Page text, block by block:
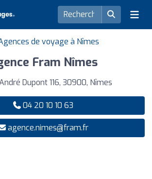
de voyage à Nîmes
Fram Nîmes
Dupont 116, 30900, Nîmes
04 20 10 10 63
agence.nimes@fram.fr